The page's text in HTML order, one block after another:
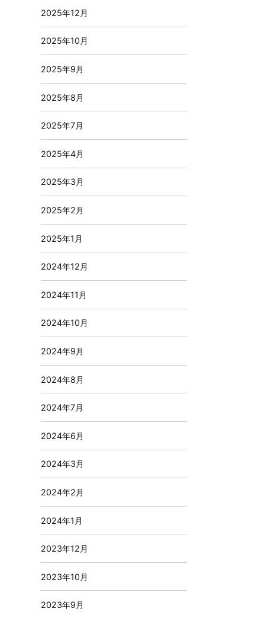
2025年12月
2025年10月
2025年9月
2025年8月
2025年7月
2025年4月
2025年3月
2025年2月
2025年1月
2024年12月
2024年11月
2024年10月
2024年9月
2024年8月
2024年7月
2024年6月
2024年3月
2024年2月
2024年1月
2023年12月
2023年10月
2023年9月